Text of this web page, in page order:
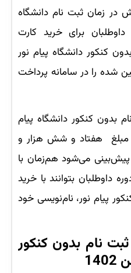
در زمان ثبت نام دانشگاه
برای خرید کارت
کنکور دانشگاه پیام نور
شده را در سامانه پرداخت
بدون کنکور دانشگاه پیام
هفتاد و شش هزار و
می‌شود هم‌زمان با
داوطلبان بتوانند با خرید
پیام نور، نام‌نویسی خود
نام بدون کنکور